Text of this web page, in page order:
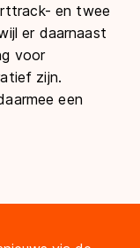
en twee
er daarnaast
voor
zijn.
een